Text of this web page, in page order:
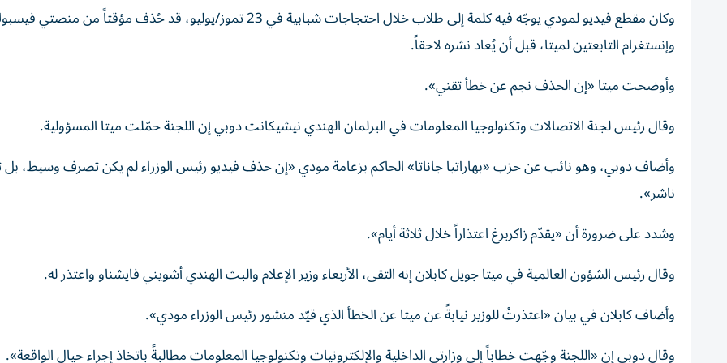
وكان مقطع فيديو لمودي يوجّه فيه كلمة إلى طلاب خلال احتجاجات شبابية في 23 تموز/يوليو، قد حُذف مؤقتاً من منصتي
وإنستغرام التابعتين لميتا، قبل أن يُعاد نشره لاحقاً.
وأوضحت ميتا «إن الحذف نجم عن خطأ تقني».
وقال رئيس لجنة الاتصالات وتكنولوجيا المعلومات في البرلمان الهندي نيشيكانت دوبي إن اللجنة حمّلت ميتا المسؤولية.
وأضاف دوبي، وهو نائب عن حزب «بهاراتيا جاناتا» الحاكم بزعامة مودي «إن حذف فيديو رئيس الوزراء لم يكن تصرف وسيط،
ناشر».
وشدد على ضرورة أن «يقدّم زاكربرغ اعتذاراً خلال ثلاثة أيام».
وقال رئيس الشؤون العالمية في ميتا جويل كابلان إنه التقى، الأربعاء وزير الإعلام والبث الهندي أشويني فايشناو واعتذر له.
وأضاف كابلان في بيان «اعتذرتُ للوزير نيابةً عن ميتا عن الخطأ الذي قيّد منشور رئيس الوزراء مودي».
وقال دوبي إن «اللجنة وجّهت خطاباً إلى وزارتي الداخلية والإلكترونيات وتكنولوجيا المعلومات مطالبةً باتخاذ إجراء حيال الواقعة».